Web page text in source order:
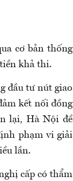
cơ bản thống
khả thi.
đầu tư nút giao
kết nối đồng
lại, Hà Nội đề
phạm vi giải
lần.
cấp có thẩm